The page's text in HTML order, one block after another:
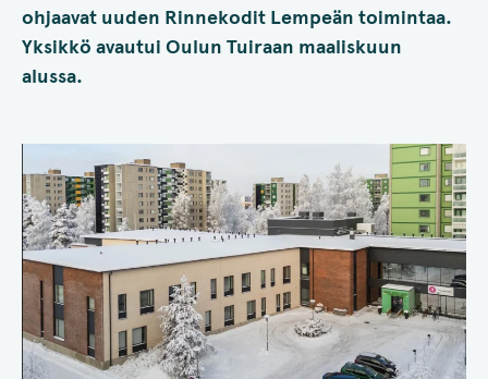
ohjaavat uuden Rinnekodit Lempeän toimintaa.
Yksikkö avautui Oulun Tuiraan maaliskuun
alussa.